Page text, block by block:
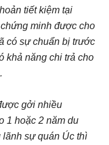
tiết kiệm tại
minh được cho
có sự chuẩn bị trước
khả năng chi trả cho
gởi nhiều
1 hoặc 2 năm du
sự quán Úc thì